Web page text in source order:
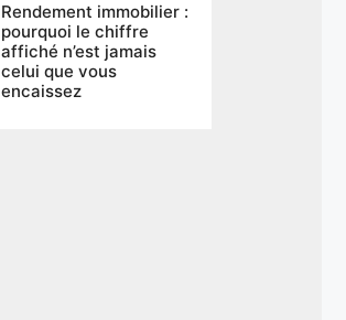
Rendement immobilier :
pourquoi le chiffre
affiché n’est jamais
celui que vous
encaissez